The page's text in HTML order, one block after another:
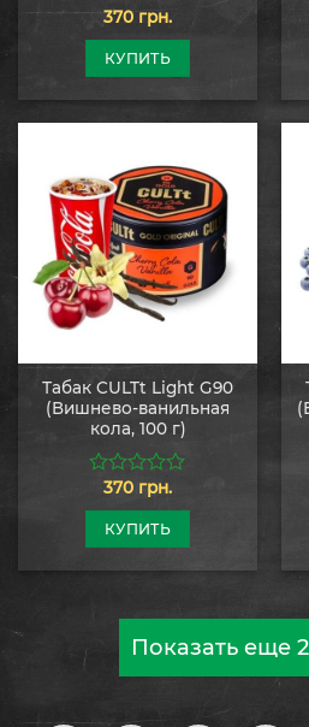
из
370 грн.
КУПИТЬ
Табак CULTt Light G90
(Вишнево-ванильная
кола, 100 г)
из
370 грн.
КУПИТЬ
Показать еще